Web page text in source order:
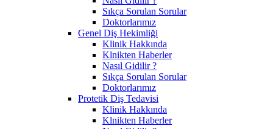
Sıkça Sorulan Sorular
Doktorlarımız
Genel Diş Hekimliği
Klinik Hakkında
Klnikten Haberler
Nasıl Gidilir ?
Sıkça Sorulan Sorular
Doktorlarımız
Protetik Diş Tedavisi
Klinik Hakkında
Klnikten Haberler